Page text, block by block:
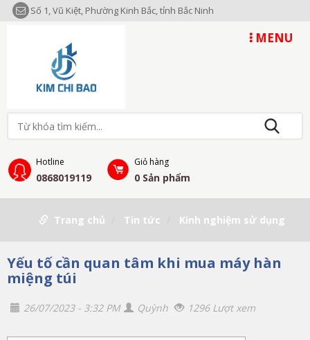
Số 1, Vũ Kiệt, Phường Kinh Bắc, tỉnh Bắc Ninh
MENU
Hotline
0868019119
Giỏ hàng
0 Sản phẩm
Trang chủ Tin tức Kinh nghiệm sử dụng
Yếu tố cần quan tâm khi mua máy hàn
miệng túi
26/07/2023 - 3:32 PM Quỳnh 1296 Lượt xem